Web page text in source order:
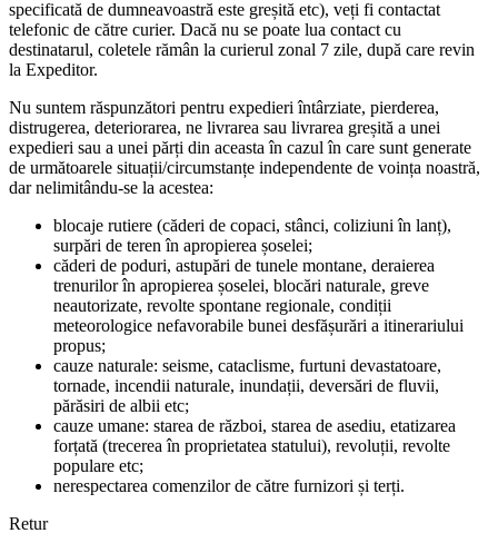
specificată de dumneavoastră este greșită etc), veți fi contactat
telefonic de către curier. Dacă nu se poate lua contact cu
destinatarul, coletele rămân la curierul zonal 7 zile, după care revin
la Expeditor.
Nu suntem răspunzători pentru expedieri întârziate, pierderea,
distrugerea, deteriorarea, ne livrarea sau livrarea greșită a unei
expedieri sau a unei părți din aceasta în cazul în care sunt generate
de următoarele situații/circumstanțe independente de voința noastră,
dar nelimitându-se la acestea:
blocaje rutiere (căderi de copaci, stânci, coliziuni în lanț),
surpări de teren în apropierea șoselei;
căderi de poduri, astupări de tunele montane, deraierea
trenurilor în apropierea șoselei, blocări naturale, greve
neautorizate, revolte spontane regionale, condiții
meteorologice nefavorabile bunei desfășurări a itinerariului
propus;
cauze naturale: seisme, cataclisme, furtuni devastatoare,
tornade, incendii naturale, inundații, deversări de fluvii,
părăsiri de albii etc;
cauze umane: starea de război, starea de asediu, etatizarea
forțată (trecerea în proprietatea statului), revoluții, revolte
populare etc;
nerespectarea comenzilor de către furnizori și terți.
Retur